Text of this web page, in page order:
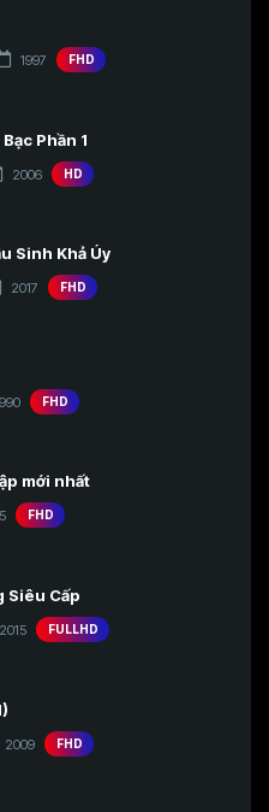
1997 FHD
Phần 1
2006 HD
Sinh Khả Úy
2017 FHD
FHD
mới nhất
FHD
Siêu Cấp
2015 FULLHD
2009 FHD